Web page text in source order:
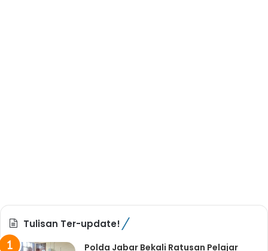
Tulisan Ter-update!
Polda Jabar Bekali Ratusan Pelajar